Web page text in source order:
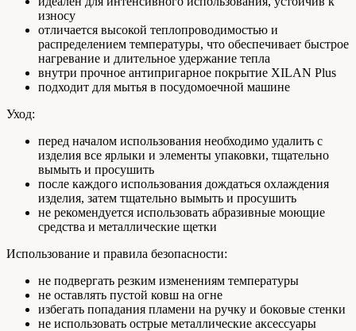
износу
отличается высокой теплопроводимостью и
распределением температуры, что обеспечивает быстрое
нагревание и длительное удержание тепла
внутри прочное антипригарное покрытие XILAN Plus
подходит для мытья в посудомоечной машине
Уход:
перед началом использования необходимо удалить с
изделия все ярлыки и элементы упаковки, тщательно
вымыть и просушить
после каждого использования дождаться охлаждения
изделия, затем тщательно вымыть и просушить
не рекомендуется использовать абразивные моющие
средства и металлические щетки
Использование и правила безопасности:
не подвергать резким изменениям температуры
не оставлять пустой ковш на огне
избегать попадания пламени на ручку и боковые стенки
не использовать острые металлические аксессуары